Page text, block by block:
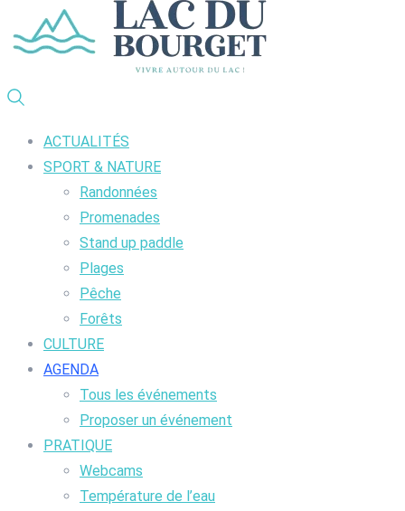
ACTUALITÉS
SPORT & NATURE
Randonnées
Promenades
Stand up paddle
Plages
Pêche
Forêts
CULTURE
AGENDA
Tous les événements
Proposer un événement
PRATIQUE
Webcams
Température de l’eau